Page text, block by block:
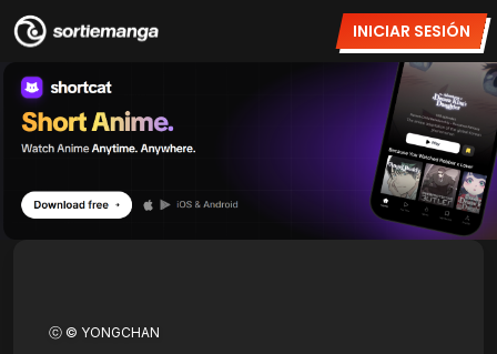
INICIAR SESIÓN
ⓒ © YONGCHAN